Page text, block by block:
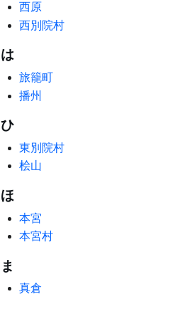
西原
西別院村
は
旅籠町
播州
ひ
東別院村
桧山
ほ
本宮
本宮村
ま
真倉